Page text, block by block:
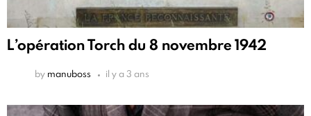
L’opération Torch du 8 novembre 1942
by manuboss il y a 3 ans